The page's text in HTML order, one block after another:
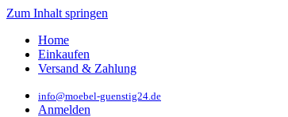
Zum Inhalt springen
Home
Einkaufen
Versand & Zahlung
info@moebel-guenstig24.de
Anmelden